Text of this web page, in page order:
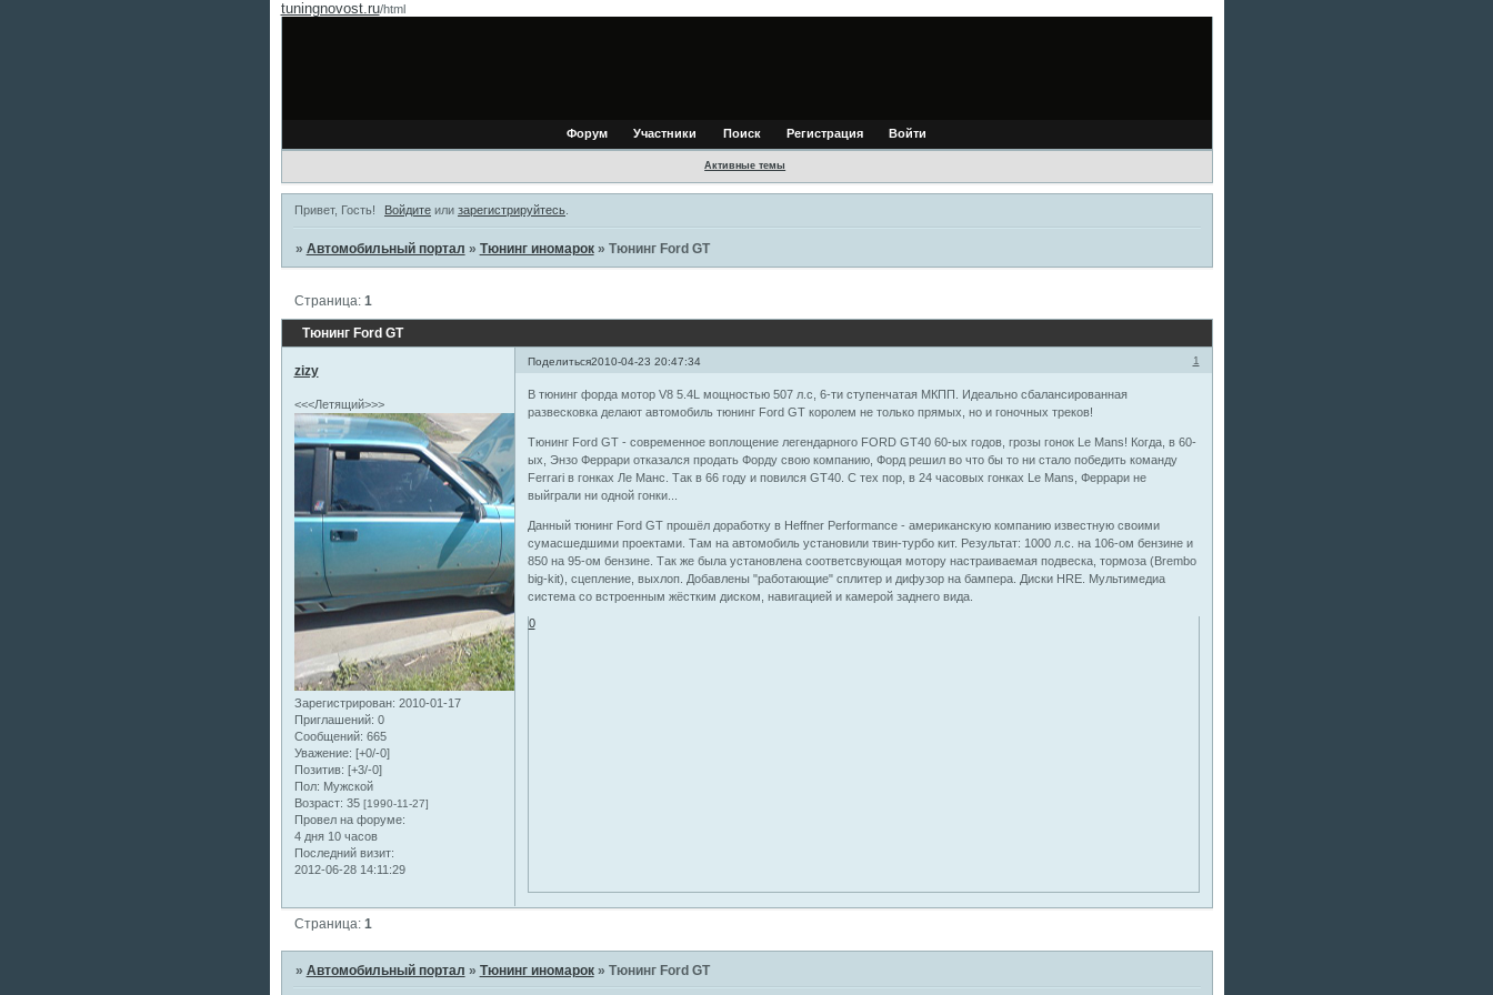
tuningnovost.ru/html
Форум Участники Поиск Регистрация Войти
Активные темы
Привет, Гость! Войдите или зарегистрируйтесь.
» Автомобильный портал » Тюнинг иномарок » Тюнинг Ford GT
Тюнинг Ford GT
Страница: 1
Поделиться 1
2010-04-23 20:47:34
zizy
<<<Летящий>>>
Зарегистрирован: 2010-01-17
Приглашений: 0
Сообщений: 665
Уважение: [+0/-0]
Позитив: [+3/-0]
Пол: Мужской
Возраст: 35 [1990-11-27]
Провел на форуме:
4 дня 10 часов
Последний визит:
2012-06-28 14:11:29
В тюнинг форда мотор V8 5.4L мощностью 507 л.с, 6-ти ступенчатая МКПП. Идеально сбалансированная
развесковка делают автомобиль тюнинг Ford GT королем не только прямых, но и гоночных треков!
Тюнинг Ford GT - современное воплощение легендарного FORD GT40 60-ых годов, грозы гонок Le Mans! Когда, в 60-
ых, Энзо Феррари отказался продать Форду свою компанию, Форд решил во что бы то ни стало победить команду
Ferrari в гонках Ле Манс. Так в 66 году и повился GT40. С тех пор, в 24 часовых гонках Le Mans, Феррари не
выйграли ни одной гонки...
Данный тюнинг Ford GT прошёл доработку в Heffner Performance - американскую компанию известную своими
сумасшедшими проектами. Там на автомобиль установили твин-турбо кит. Результат: 1000 л.с. на 106-ом бензине и
850 на 95-ом бензине. Так же была установлена соответсвующая мотору настраиваемая подвеска, тормоза (Brembo
big-kit), сцепление, выхлоп. Добавлены "работающие" сплитер и дифузор на бампера. Диски HRE. Мультимедиа
система со встроенным жёстким диском, навигацией и камерой заднего вида.
0
Страница: 1
» Автомобильный портал » Тюнинг иномарок » Тюнинг Ford GT